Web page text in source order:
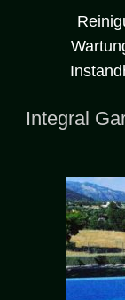
Integral